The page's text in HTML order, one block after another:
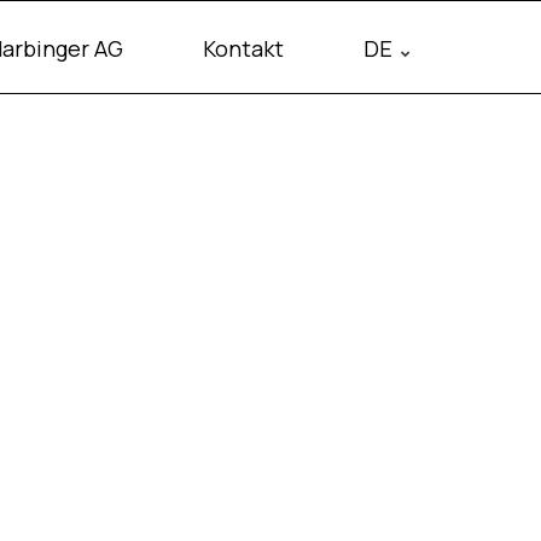
AG Kontakt DE